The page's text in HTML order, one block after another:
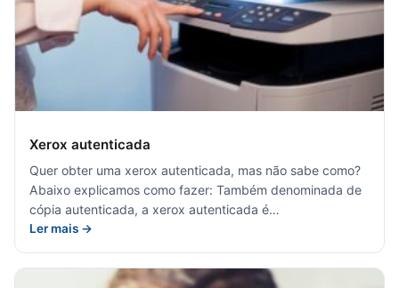
Xerox autenticada
Quer obter uma xerox autenticada, mas não sabe como?
Abaixo explicamos como fazer: Também denominada de
cópia autenticada, a xerox autenticada é…
Ler mais →